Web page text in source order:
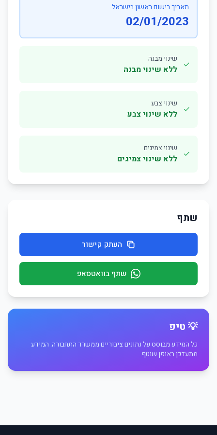
תאריך רישום ראשון בישראל
02/01/2023
✓
שינוי מבנה
ללא שינוי מבנה
✓
שינוי צבע
ללא שינוי צבע
✓
שינוי צמיגים
ללא שינוי צמיגים
שתף
העתק קישור
שתף בוואטסאפ
💡 טיפ
כל המידע מבוסס על נתונים ציבוריים ממשרד התחבורה. המידע
מתעדכן באופן שוטף.